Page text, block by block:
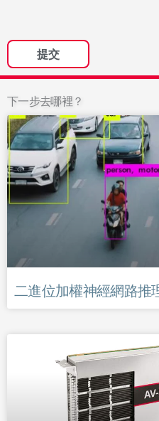
下一步去哪裡？
二進位加權神經網路推